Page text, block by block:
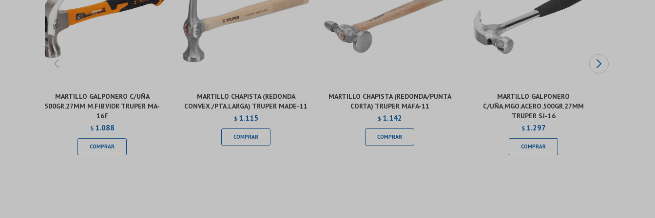
MARTILLO GALPONERO C/UÑA
500GR.27MM M.FIB.VIDR TRUPER MA-
16F
$ 1.088
MARTILLO CHAPISTA (REDONDA
CONVEX./PTA.LARGA) TRUPER MADE-11
$ 1.115
MARTILLO CHAPISTA (REDONDA/PUNTA
CORTA) TRUPER MAFA-11
$ 1.142
MARTILLO GALPONERO
C/UÑA.MGO.ACERO.500GR.27MM
TRUPER SJ-16
$ 1.297